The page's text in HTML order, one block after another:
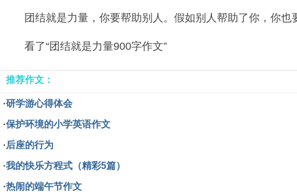
团结就是力量，你要帮助别人。假如别人帮助了你，你也
看了“团结就是力量900字作文”
推荐作文：
·研学游心得体会
·保护环境的小学英语作文
·后座的行为
·我的快乐方程式（精彩5篇）
·热闹的端午节作文